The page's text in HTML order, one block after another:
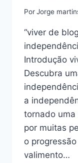
PorJorge
“viver de
Introdução
Descubra
a
tornado
por muitas
o
valimento…